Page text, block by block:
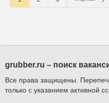
grubber.ru – поиск
Все права защищены.
только с указанием активной